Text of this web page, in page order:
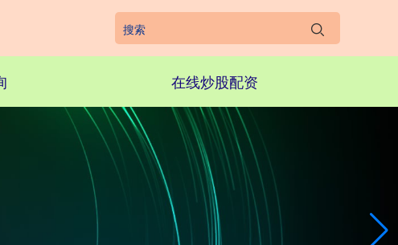
在线炒股配资